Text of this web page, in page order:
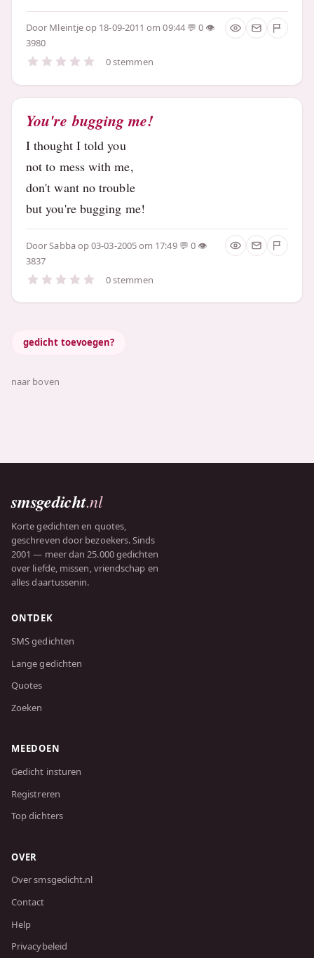
Door Mleintjeop 18-09-2011 om 09:44
0
3980
0 stemmen
You're bugging me!
I thought I told you
not to mess with me,
don't want no trouble
but you're bugging me!
DoorSabbaop 03-03-2005 om 17:49
0
3837
0 stemmen
gedicht toevoegen?
naar boven
smsgedicht.nl
Korte gedichten en quotes,
geschreven door bezoekers. Sinds
2001 — meer dan 25.000 gedichten
over liefde, missen, vriendschap en
alles daartussenin.
ONTDEK
SMS gedichten
Lange gedichten
Quotes
Zoeken
MEEDOEN
Gedicht insturen
Registreren
Top dichters
OVER
Over smsgedicht.nl
Contact
Help
Privacybeleid